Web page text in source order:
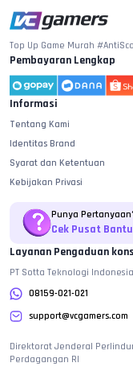
Top Up Game Murah
Pembayaran Lengkap
Informasi
Tentang Kami
Identitas Brand
Syarat dan Ketentuan
Kebijakan Privasi
Punya
Cek Pusat
Layanan Pengaduan
PT Sotta Teknologi Indonesia
08159-021-021
support@vcgamers.com
Direktorat Jenderal
Perdagangan RI